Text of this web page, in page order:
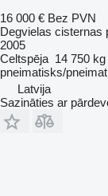
16 000 € Bez PVN
Degvielas cisternas
2005
Celtspēja 14 750 kg
pneimatisks/
Latvija
Sazināties ar